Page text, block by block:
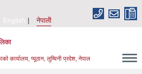
English
नेपाली
कार्यालय, प्यूठान, लुम्विनी प्रदेश, नेपाल